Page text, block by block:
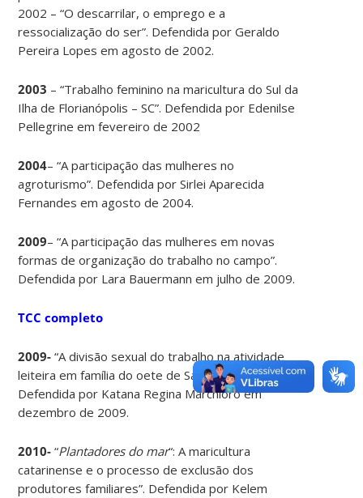
2002 – “O descarrilar, o emprego e a
ressocialização do ser”. Defendida por Geraldo
Pereira Lopes em agosto de 2002.
2003 – “Trabalho feminino na maricultura do Sul da
Ilha de Florianópolis – SC”. Defendida por Edenilse
Pellegrine em fevereiro de 2002
2004– “A participação das mulheres no
agroturismo”. Defendida por Sirlei Aparecida
Fernandes em agosto de 2004.
2009– “A participação das mulheres em novas
formas de organização do trabalho no campo”.
Defendida por Lara Bauermann em julho de 2009.
TCC completo
2009- “A divisão sexual do trabalho na atividade
leiteira em família do oete de Santa Catarina”.
Defendida por Katana Regina Marchioro em
dezembro de 2009.
2010- “Plantadores do mar“: A maricultura
catarinense e o processo de exclusão dos
produtores familiares”. Defendida por Kelem